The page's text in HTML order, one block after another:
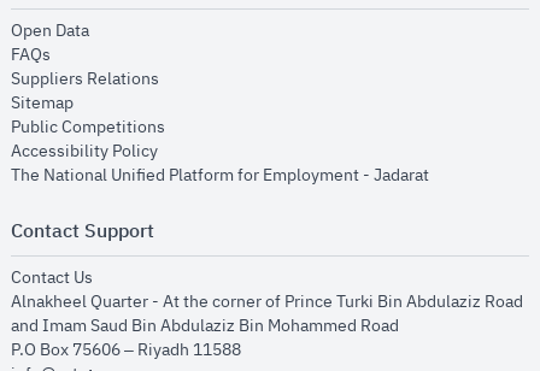
Open Dataopens in new window
FAQs
Suppliers Relations
Sitemapopens in new window
Public Competitions
Accessibility Policyopens in new window
The National Unified Platform for Employment - Jadaratopens in new
Contact Support
Contact Us
Alnakheel Quarter - At the corner of Prince Turki Bin Abdulaziz Road
and Imam Saud Bin Abdulaziz Bin Mohammed Road​
P.O Box 75606 – Riyadh 11588